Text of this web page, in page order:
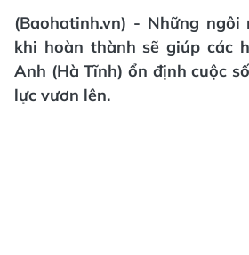
(Baohatinh.vn) - Những
khi hoàn thành sẽ giúp các
Anh (Hà Tĩnh) ổn định cuộc
lực vươn lên.